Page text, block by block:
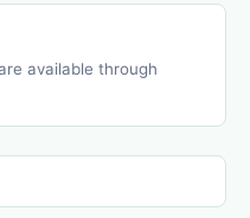
available through